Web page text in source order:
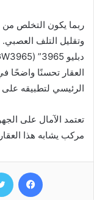
ربما يكون التخلص من
وتقليل التلف
العقار تحسنًا واضحًا
الرئيسي لتطبيقه على
تعتمد الآمال على
مركب يشابه هذا